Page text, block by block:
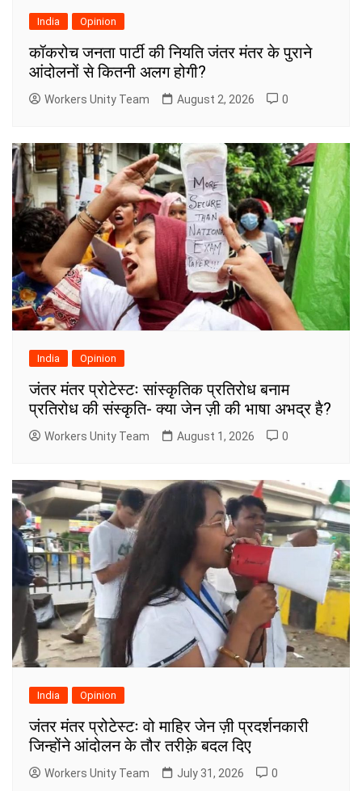
India Opinion
कॉकरोच जनता पार्टी की नियति जंतर मंतर के पुराने
आंदोलनों से कितनी अलग होगी?
Workers Unity Team August 2, 2026 0
India Opinion
जंतर मंतर प्रोटेस्टः सांस्कृतिक प्रतिरोध बनाम
प्रतिरोध की संस्कृति- क्या जेन ज़ी की भाषा अभद्र है?
Workers Unity Team August 1, 2026 0
India Opinion
जंतर मंतर प्रोटेस्टः वो माहिर जेन ज़ी प्रदर्शनकारी
जिन्होंने आंदोलन के तौर तरीक़े बदल दिए
Workers Unity Team July 31, 2026 0